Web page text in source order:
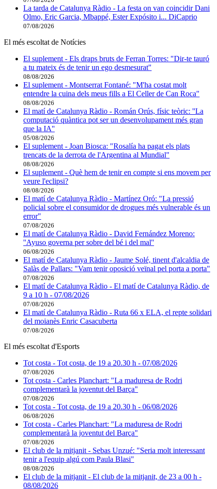
La tarda de Catalunya Ràdio - La festa on van coincidir Dani
Olmo, Eric Garcia, Mbappé, Ester Expósito i... DiCaprio
07/08/2026
El més escoltat de Notícies
El suplement - Els draps bruts de Ferran Torres: "Dir-te tauró
a tu mateix és de tenir un ego desmesurat"
08/08/2026
El suplement - Montserrat Fontané: "M'ha costat molt
entendre la cuina dels meus fills a El Celler de Can Roca"
08/08/2026
El matí de Catalunya Ràdio - Román Orús, físic teòric: ''La
computació quàntica pot ser un desenvolupament més gran
que la IA''
05/08/2026
El suplement - Joan Biosca: "Rosalía ha pagat els plats
trencats de la derrota de l'Argentina al Mundial"
08/08/2026
El suplement - Què hem de tenir en compte si ens movem per
veure l'eclipsi?
08/08/2026
El matí de Catalunya Ràdio - Martínez Oró: "La pressió
policial sobre el consumidor de drogues més vulnerable és un
error"
07/08/2026
El matí de Catalunya Ràdio - David Fernández Moreno:
''Ayuso governa per sobre del bé i del mal''
06/08/2026
El matí de Catalunya Ràdio - Jaume Solé, tinent d'alcaldia de
Salàs de Pallars: "Vam tenir oposició veïnal pel porta a porta"
07/08/2026
El matí de Catalunya Ràdio - El matí de Catalunya Ràdio, de
9 a 10 h - 07/08/2026
07/08/2026
El matí de Catalunya Ràdio - Ruta 66 x ELA, el repte solidari
del moianès Enric Casacuberta
07/08/2026
El més escoltat d'Esports
Tot costa - Tot costa, de 19 a 20.30 h - 07/08/2026
07/08/2026
Tot costa - Carles Planchart: "La maduresa de Rodri
complementarà la joventut del Barça"
07/08/2026
Tot costa - Tot costa, de 19 a 20.30 h - 06/08/2026
06/08/2026
Tot costa - Carles Planchart: "La maduresa de Rodri
complementarà la joventut del Barça"
07/08/2026
El club de la mitjanit - Sebas Unzué: "Seria molt interessant
tenir a l'equip algú com Paula Blasi"
08/08/2026
El club de la mitjanit - El club de la mitjanit, de 23 a 00 h -
08/08/2026